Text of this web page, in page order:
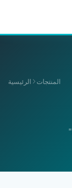
الرئيسية المنتجات